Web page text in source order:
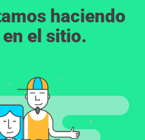
haciendo
el sitio.